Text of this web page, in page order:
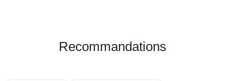
Recommandations